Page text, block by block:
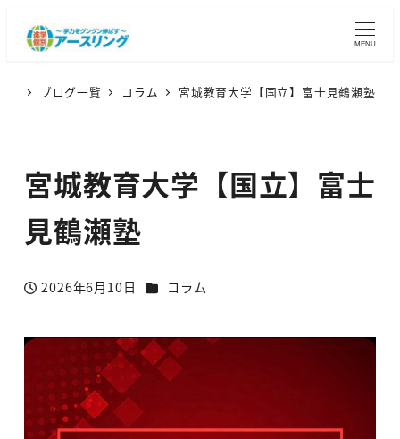
MENU
ブログ一覧 コラム 宮城教育大学【国立】富士見鶴瀬塾
宮城教育大学【国立】富士
見鶴瀬塾
投稿日
2026年6月10日 カテゴリー
コラム